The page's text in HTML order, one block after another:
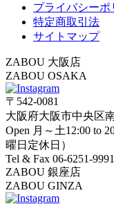
プライバシーポ
特定商取引法
サイトマップ
ZABOU 大阪店
ZABOU OSAKA
〒542-0081
大阪府大阪市中央区
Open 月～土12:00 to
曜日定休日）
Tel & Fax 06-6251-9991
ZABOU 銀座店
ZABOU GINZA